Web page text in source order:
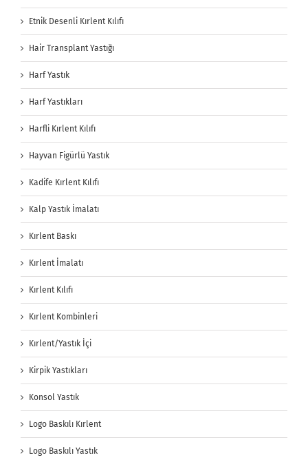
Etnik Desenli Kırlent Kılıfı
Hair Transplant Yastığı
Harf Yastık
Harf Yastıkları
Harfli Kırlent Kılıfı
Hayvan Figürlü Yastık
Kadife Kırlent Kılıfı
Kalp Yastık İmalatı
Kırlent Baskı
Kırlent İmalatı
Kırlent Kılıfı
Kırlent Kombinleri
Kırlent/Yastık İçi
Kirpik Yastıkları
Konsol Yastık
Logo Baskılı Kırlent
Logo Baskılı Yastık